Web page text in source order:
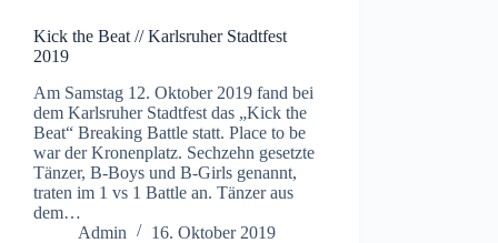
Kick the Beat // Karlsruher Stadtfest
2019
Am Samstag 12. Oktober 2019 fand bei
dem Karlsruher Stadtfest das „Kick the
Beat“ Breaking Battle statt. Place to be
war der Kronenplatz. Sechzehn gesetzte
Tänzer, B-Boys und B-Girls genannt,
traten im 1 vs 1 Battle an. Tänzer aus
dem…
Admin
16. Oktober 2019